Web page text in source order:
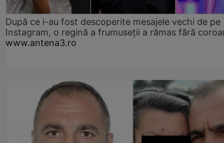
După ce i-au fost descoperite mesajele vechi de pe
Instagram, o regină a frumuseții a rămas fără
www.antena3.ro